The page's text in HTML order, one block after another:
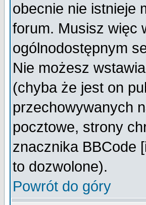
obecnie nie istnieje
forum. Musisz więc
ogólnodostępnym
Nie możesz
(chyba że jest on
przechowywanych
pocztowe, strony
znacznika BBCode
to dozwolone).
Powrót do góry